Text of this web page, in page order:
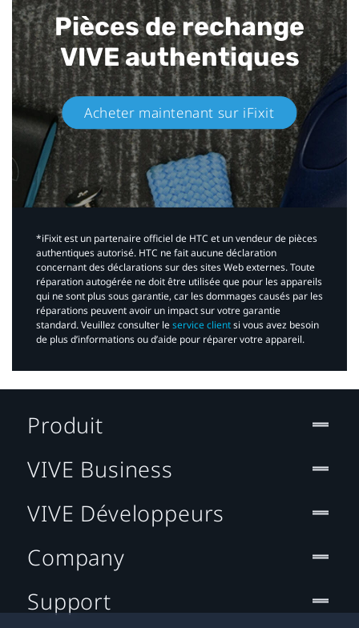
Pièces de rechange
VIVE authentiques​
Acheter maintenant sur iFixit​
*iFixit est un partenaire officiel de HTC et un vendeur de pièces
authentiques autorisé. HTC ne fait aucune déclaration
concernant des déclarations sur des sites Web externes. Toute
réparation autogérée ne doit être utilisée que pour les appareils
qui ne sont plus sous garantie, car les dommages causés par les
réparations peuvent avoir un impact sur votre garantie
standard. Veuillez consulter leservice clientsi vous avez besoin
de plus d’informations ou d’aide pour réparer votre appareil.​
Produit
VIVE Business
VIVE Développeurs
Company
Support